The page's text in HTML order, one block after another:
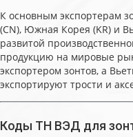
К основным экспортерам
(CN), Южная Корея (KR) и
развитой
продукцию на мировые
экспортером зонтов, а
экспортируют трости и
Коды ТН ВЭД для